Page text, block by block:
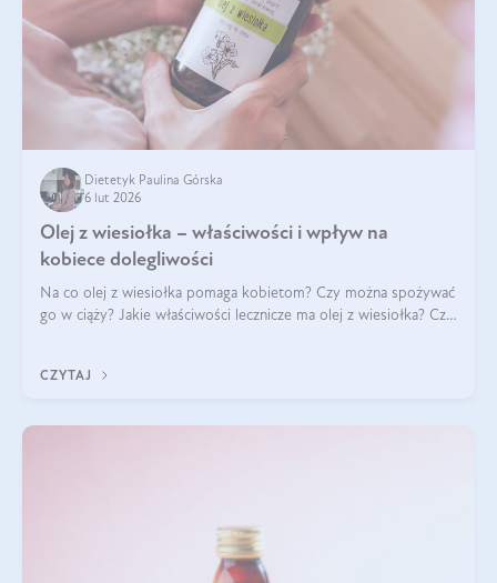
Dietetyk Paulina Górska
6 lut 2026
Olej z wiesiołka – właściwości i wpływ na
kobiece dolegliwości
Na co olej z wiesiołka pomaga kobietom? Czy można spożywać
go w ciąży? Jakie właściwości lecznicze ma olej z wiesiołka? Czy
CZYTAJ